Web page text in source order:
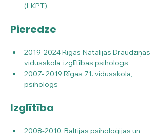
(LKPT).
Pieredze
2019-2024 Rīgas Natālijas Draudziņas
vidusskola, izglītības psihologs
2007- 2019 Rīgas 71. vidusskola,
psihologs
Izglītība
2008-2010. Baltijas psiholoģijas un